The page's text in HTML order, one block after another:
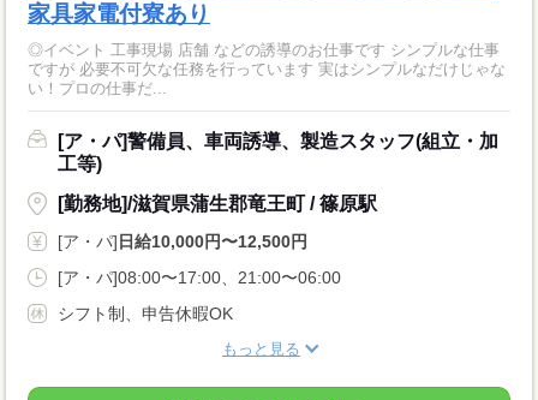
家具家電付寮あり
◎イベント 工事現場 店舗 などの誘導のお仕事です シンプルな仕事
ですが 必要不可欠な任務を行っています 実はシンプルなだけじゃな
い！プロの仕事だ...
[ア・パ]警備員、車両誘導、製造スタッフ(組立・加
工等)
[勤務地]/滋賀県蒲生郡竜王町 / 篠原駅
[ア・パ] 日給10,000円〜12,500円
[ア・パ]08:00〜17:00、21:00〜06:00
シフト制、申告休暇OK
もっと見る